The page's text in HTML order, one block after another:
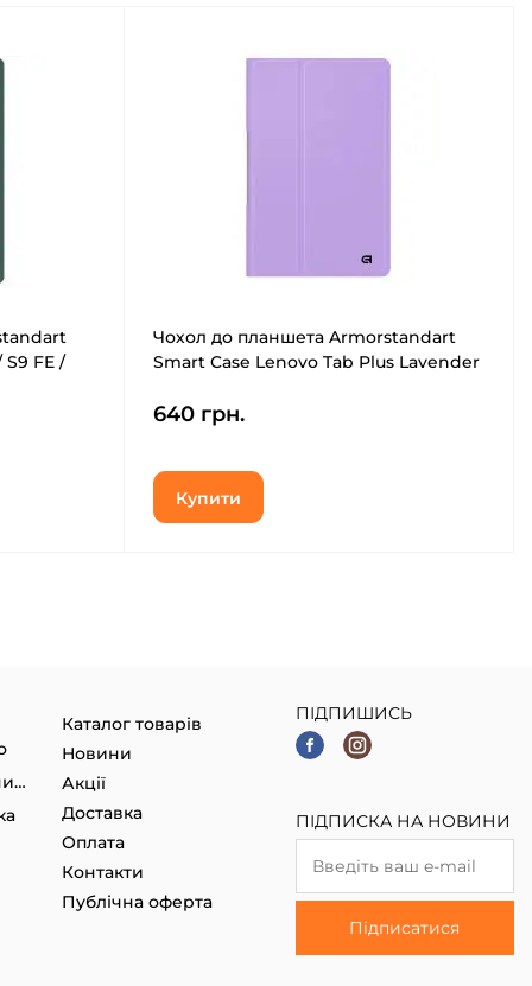
S9 FE /
Чохол до планшета Armorstandart
Smart Case Lenovo Tab Plus Lavender
640 грн.
Купити
Гаджети, Smart годинники
Каталог товарів
Новини
Акції
Доставка
Оплата
Контакти
Публічна оферта
ПІДПИШИСЬ
ПІДПИСКА НА НОВИНИ
Підписатися